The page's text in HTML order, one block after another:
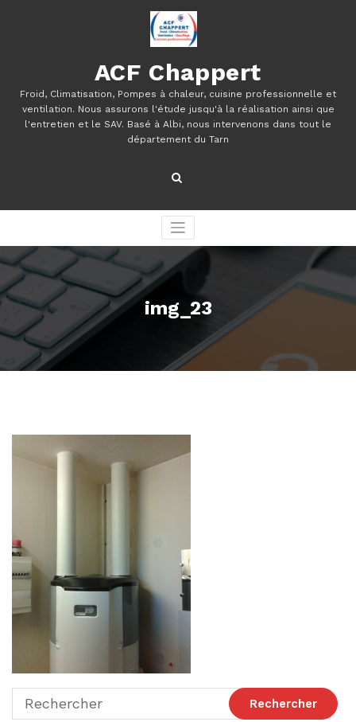
ACF Chappert
Froid, Climatisation, Pompes à chaleur, cuisine professionnelle et
ventilation. Nous assurons l'étude jusqu'à la réalisation ainsi que
l'entretien et le SAV. Basé à Albi, nous intervenons dans tout le
département du Tarn
img_23